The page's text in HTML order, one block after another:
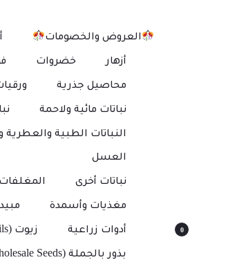
0
العروض والخصومات
أزهار خضروات
محاصيل جذرية
نباتات مائية ولاحمة
النباتات الطبية والعطرية
العسل
نباتات أخرى
مغذيات وأسمدة
أدوات زراعية زيوت (Oils)
بذور بالجملة (Wholesale Seeds)